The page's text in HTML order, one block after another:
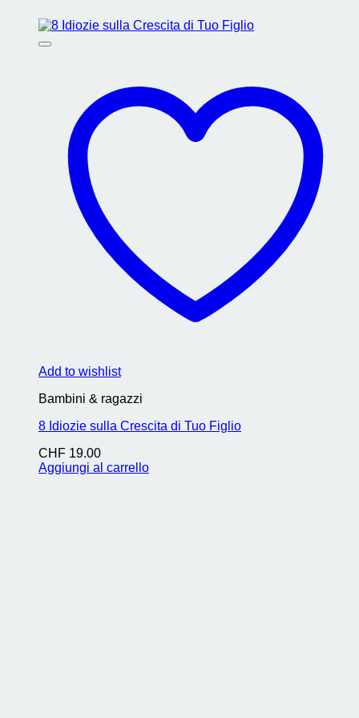
Add to wishlist
Bambini & ragazzi
8 Idiozie sulla Crescita di Tuo Figlio
CHF 19.00
Aggiungi al carrello